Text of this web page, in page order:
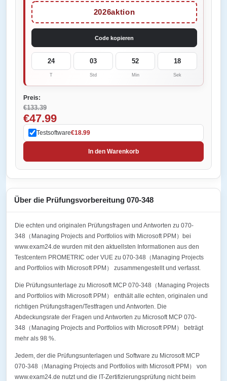
2026aktion
Code kopieren
24
T
03
Std
52
Min
18
Sek
Preis:
€133.39
€47.99
Testsoftware€18.99
In den Warenkorb
Über die Prüfungsvorbereitung 070-348
Die echten und originalen Prüfungsfragen und Antworten zu 070-
348（Managing Projects and Portfolios with Microsoft PPM）bei
www.exam24.de wurden mit den aktuellsten Informationen aus den
Testcentern PROMETRIC oder VUE zu 070-348（Managing Projects
and Portfolios with Microsoft PPM） zusammengestellt und verfasst.
Die Prüfungsunterlage zu Microsoft MCP 070-348（Managing Projects
and Portfolios with Microsoft PPM） enthält alle echten, originalen und
richtigen Prüfungsfragen/Testfragen und Antworten. Die
Abdeckungsrate der Fragen und Antworten zu Microsoft MCP 070-
348（Managing Projects and Portfolios with Microsoft PPM） beträgt
mehr als 98 %.
Jedem, der die Prüfungsunterlagen und Software zu Microsoft MCP
070-348（Managing Projects and Portfolios with Microsoft PPM） von
www.exam24.de nutzt und die IT-Zertifizierungsprüfung nicht beim